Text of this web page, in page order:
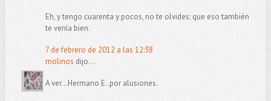
Eh, y tengo cuarenta y pocos, no te olvides; que eso también
te venía bien.
7 de febrero de 2012 a las 12:38
molinos dijo...
A ver...Hermano E..por alusiones.